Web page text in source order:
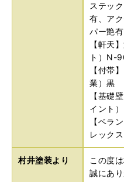
ステッ
有、ア
パー艶有
【軒天
ト）N-
【付帯
業）黒
【基礎
イント
【ベラ
レック
村井塗装より
この度
誠にあ